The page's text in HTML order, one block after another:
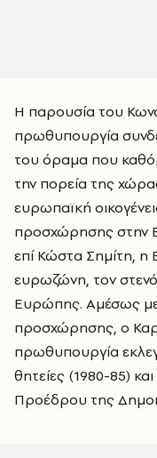
Η παρουσία του
πρωθυπουργία
του όραμα που
την πορεία της
ευρωπαϊκή
προσχώρησης στην
επί Κώστα Σημίτη, η
ευρωζώνη, τον
Ευρώπης. Αμέσως
προσχώρησης, ο
πρωθυπουργία
θητείες (1980-85)
Προέδρου της